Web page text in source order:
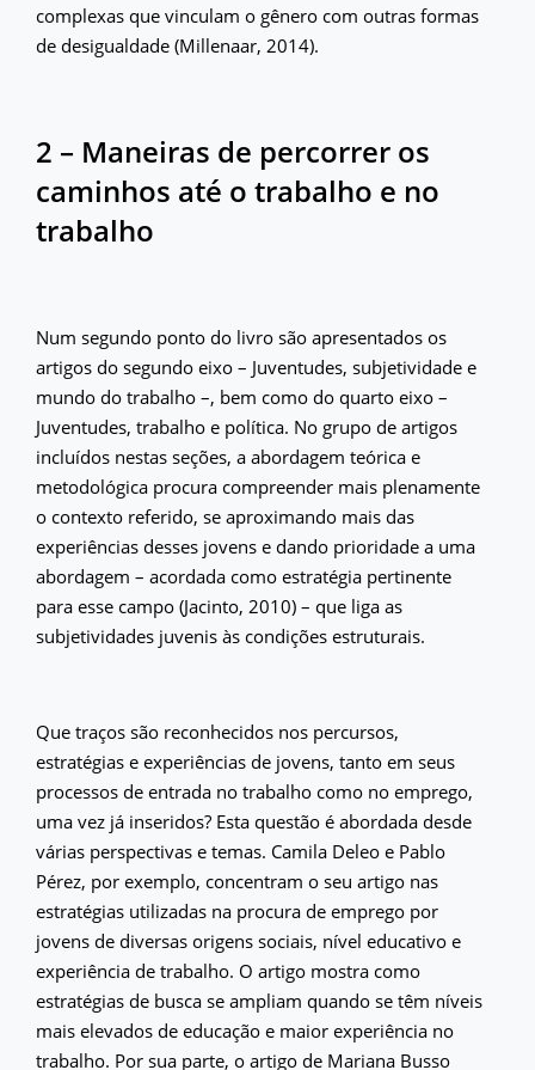
complexas que vinculam o gênero com outras formas
de desigualdade (Millenaar, 2014).
2 – Maneiras de percorrer os
caminhos até o trabalho e no
trabalho
Num segundo ponto do livro são apresentados os
artigos do segundo eixo – Juventudes, subjetividade e
mundo do trabalho –, bem como do quarto eixo –
Juventudes, trabalho e política. No grupo de artigos
incluídos nestas seções, a abordagem teórica e
metodológica procura compreender mais plenamente
o contexto referido, se aproximando mais das
experiências desses jovens e dando prioridade a uma
abordagem – acordada como estratégia pertinente
para esse campo (Jacinto, 2010) – que liga as
subjetividades juvenis às condições estruturais.
Que traços são reconhecidos nos percursos,
estratégias e experiências de jovens, tanto em seus
processos de entrada no trabalho como no emprego,
uma vez já inseridos? Esta questão é abordada desde
várias perspectivas e temas. Camila Deleo e Pablo
Pérez, por exemplo, concentram o seu artigo nas
estratégias utilizadas na procura de emprego por
jovens de diversas origens sociais, nível educativo e
experiência de trabalho. O artigo mostra como
estratégias de busca se ampliam quando se têm níveis
mais elevados de educação e maior experiência no
trabalho. Por sua parte, o artigo de Mariana Busso